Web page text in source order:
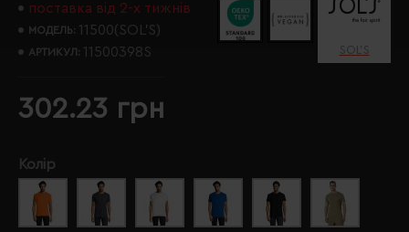
поставка від 2-х тижнів
МОДЕЛЬ: 11500(SOL’S)
АРТИКУЛ: 11500398S SOL’S
302.23 грн
Колір